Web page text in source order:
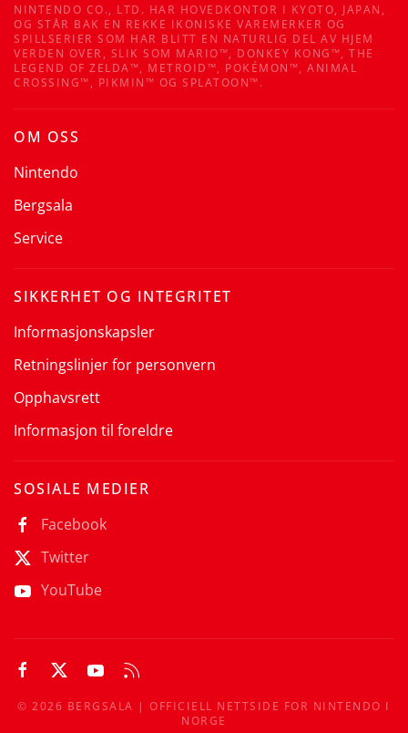
NINTENDO CO., LTD. HAR HOVEDKONTOR I KYOTO, JAPAN,
OG STÅR BAK EN REKKE IKONISKE VAREMERKER OG
SPILLSERIER SOM HAR BLITT EN NATURLIG DEL AV HJEM
VERDEN OVER, SLIK SOM MARIO™, DONKEY KONG™, THE
LEGEND OF ZELDA™, METROID™, POKÉMON™, ANIMAL
CROSSING™, PIKMIN™ OG SPLATOON™.
OM OSS
Nintendo
Bergsala
Service
SIKKERHET OG INTEGRITET
Informasjonskapsler
Retningslinjer for personvern
Opphavsrett
Informasjon til foreldre
SOSIALE MEDIER
Facebook
Twitter
YouTube
©2026 BERGSALA | OFFICIELL NETTSIDE FOR NINTENDO I
NORGE